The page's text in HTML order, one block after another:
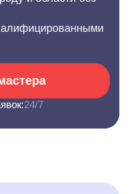
24/7